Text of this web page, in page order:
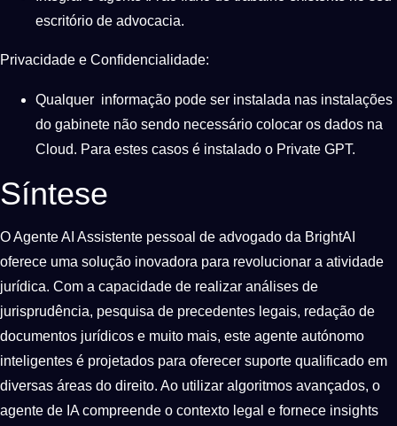
escritório de advocacia.
Privacidade e Confidencialidade:
Qualquer informação pode ser instalada nas instalações
do gabinete não sendo necessário colocar os dados na
Cloud. Para estes casos é instalado o Private GPT.
Síntese
O Agente AI Assistente pessoal de advogado da BrightAI
oferece uma solução inovadora para revolucionar a atividade
jurídica. Com a capacidade de realizar análises de
jurisprudência, pesquisa de precedentes legais, redação de
documentos jurídicos e muito mais, este agente autónomo
inteligentes é projetados para oferecer suporte qualificado em
diversas áreas do direito. Ao utilizar algoritmos avançados, o
agente de IA compreende o contexto legal e fornece insights